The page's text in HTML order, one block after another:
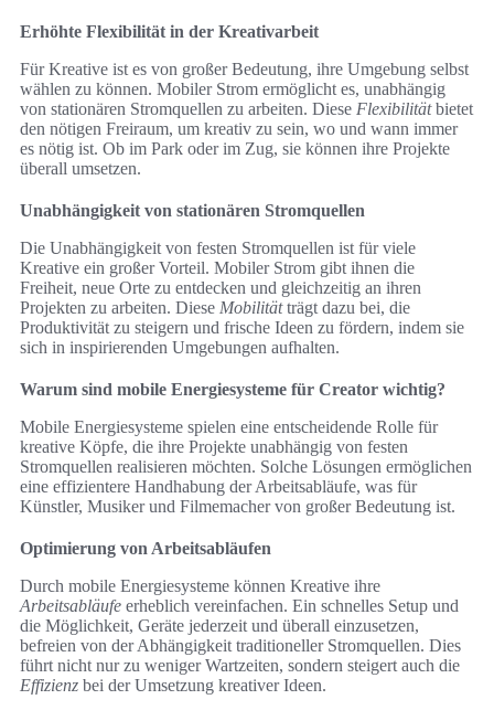
Erhöhte Flexibilität in der Kreativarbeit
Für Kreative ist es von großer Bedeutung, ihre Umgebung selbst
wählen zu können. Mobiler Strom ermöglicht es, unabhängig
von stationären Stromquellen zu arbeiten. Diese Flexibilitätbietet
den nötigen Freiraum, um kreativ zu sein, wo und wann immer
es nötig ist. Ob im Park oder im Zug, sie können ihre Projekte
überall umsetzen.
Unabhängigkeit von stationären Stromquellen
Die Unabhängigkeit von festen Stromquellen ist für viele
Kreative ein großer Vorteil. Mobiler Strom gibt ihnen die
Freiheit, neue Orte zu entdecken und gleichzeitig an ihren
Projekten zu arbeiten. Diese Mobilitätträgt dazu bei, die
Produktivität zu steigern und frische Ideen zu fördern, indem sie
sich in inspirierenden Umgebungen aufhalten.
Warum sind mobile Energiesysteme für Creator wichtig?
Mobile Energiesysteme spielen eine entscheidende Rolle für
kreative Köpfe, die ihre Projekte unabhängig von festen
Stromquellen realisieren möchten. Solche Lösungen ermöglichen
eine effizientere Handhabung der Arbeitsabläufe, was für
Künstler, Musiker und Filmemacher von großer Bedeutung ist.
Optimierung von Arbeitsabläufen
Durch mobile Energiesysteme können Kreative ihre
Arbeitsabläufe erheblich vereinfachen. Ein schnelles Setup und
die Möglichkeit, Geräte jederzeit und überall einzusetzen,
befreien von der Abhängigkeit traditioneller Stromquellen. Dies
führt nicht nur zu weniger Wartzeiten, sondern steigert auch die
Effizienz bei der Umsetzung kreativer Ideen.